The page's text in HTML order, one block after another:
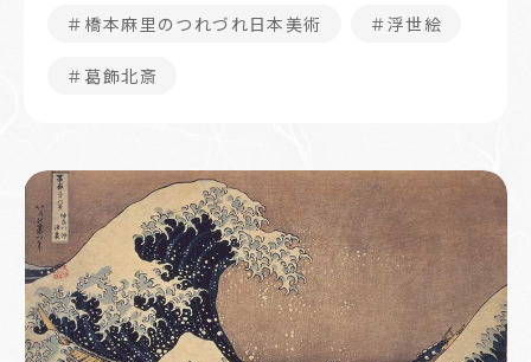
＃橋本麻里のつれづれ日本美術 ＃浮世絵
＃葛飾北斎